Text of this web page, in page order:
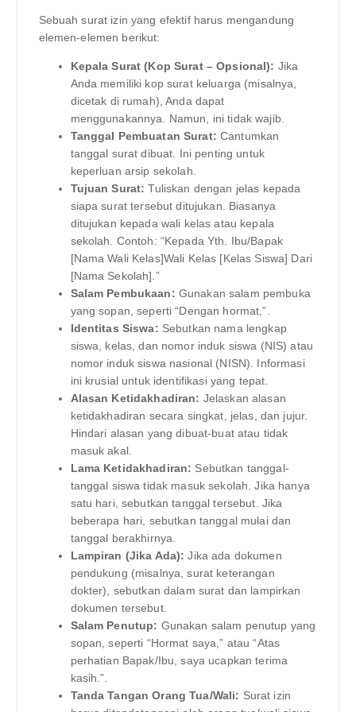
Sebuah surat izin yang efektif harus mengandung
elemen-elemen berikut:
Kepala Surat (Kop Surat – Opsional): Jika
Anda memiliki kop surat keluarga (misalnya,
dicetak di rumah), Anda dapat
menggunakannya. Namun, ini tidak wajib.
Tanggal Pembuatan Surat: Cantumkan
tanggal surat dibuat. Ini penting untuk
keperluan arsip sekolah.
Tujuan Surat: Tuliskan dengan jelas kepada
siapa surat tersebut ditujukan. Biasanya
ditujukan kepada wali kelas atau kepala
sekolah. Contoh: “Kepada Yth. Ibu/Bapak
[Nama Wali Kelas]Wali Kelas [Kelas Siswa] Dari
[Nama Sekolah].”
Salam Pembukaan: Gunakan salam pembuka
yang sopan, seperti “Dengan hormat,”.
Identitas Siswa: Sebutkan nama lengkap
siswa, kelas, dan nomor induk siswa (NIS) atau
nomor induk siswa nasional (NISN). Informasi
ini krusial untuk identifikasi yang tepat.
Alasan Ketidakhadiran: Jelaskan alasan
ketidakhadiran secara singkat, jelas, dan jujur.
Hindari alasan yang dibuat-buat atau tidak
masuk akal.
Lama Ketidakhadiran: Sebutkan tanggal-
tanggal siswa tidak masuk sekolah. Jika hanya
satu hari, sebutkan tanggal tersebut. Jika
beberapa hari, sebutkan tanggal mulai dan
tanggal berakhirnya.
Lampiran (Jika Ada): Jika ada dokumen
pendukung (misalnya, surat keterangan
dokter), sebutkan dalam surat dan lampirkan
dokumen tersebut.
Salam Penutup: Gunakan salam penutup yang
sopan, seperti “Hormat saya,” atau “Atas
perhatian Bapak/Ibu, saya ucapkan terima
kasih.”.
Tanda Tangan Orang Tua/Wali: Surat izin